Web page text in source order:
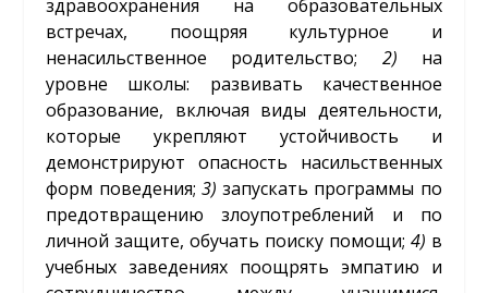
здравоохранения на образовательных
встречах, поощряя культурное и
ненасильственное родительство; 2) на
уровне школы: развивать качественное
образование, включая виды деятельности,
которые укрепляют устойчивость и
демонстрируют опасность насильственных
форм поведения; 3) запускать программы по
предотвращению злоупотреблений и по
личной защите, обучать поиску помощи; 4) в
учебных заведениях поощрять эмпатию и